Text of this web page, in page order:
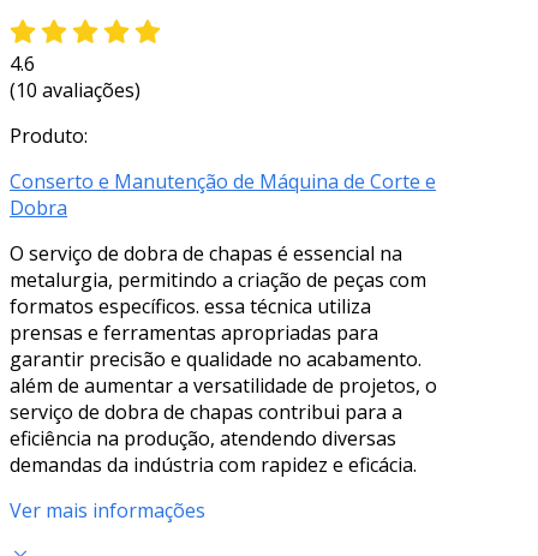
4.6
(10 avaliações)
Produto:
Conserto e Manutenção de Máquina de Corte e
Dobra
O serviço de dobra de chapas é essencial na
metalurgia, permitindo a criação de peças com
formatos específicos. essa técnica utiliza
prensas e ferramentas apropriadas para
garantir precisão e qualidade no acabamento.
além de aumentar a versatilidade de projetos, o
serviço de dobra de chapas contribui para a
eficiência na produção, atendendo diversas
demandas da indústria com rapidez e eficácia.
Ver mais informações